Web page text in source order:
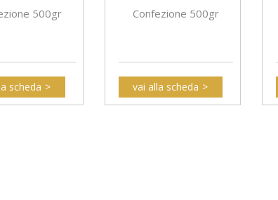
500gr
scheda
Confezione 500gr
vai alla scheda